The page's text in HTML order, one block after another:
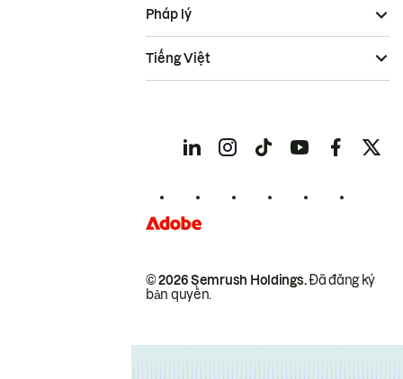
© 2026 Semrush Holdings.Đã đăng ký
bản quyền.
Pháp lý
Tiếng Việt